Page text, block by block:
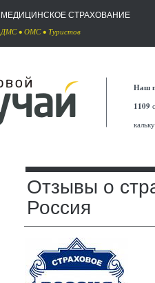
МЕДИЦИНСКОЕ СТРАХОВАНИЕ
ДМС• ОМС• Туристов
Наш
1109
Отзывы о
Россия